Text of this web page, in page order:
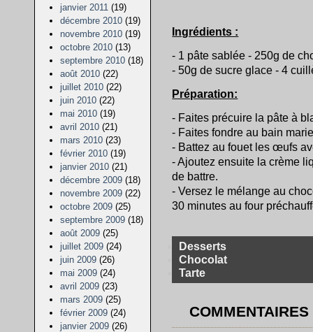
janvier 2011 (19)
décembre 2010 (19)
novembre 2010 (19)
octobre 2010 (13)
septembre 2010 (18)
août 2010 (22)
juillet 2010 (22)
juin 2010 (22)
mai 2010 (19)
avril 2010 (21)
mars 2010 (23)
février 2010 (19)
janvier 2010 (21)
décembre 2009 (18)
novembre 2009 (22)
octobre 2009 (25)
septembre 2009 (18)
août 2009 (25)
juillet 2009 (24)
juin 2009 (26)
mai 2009 (24)
avril 2009 (23)
mars 2009 (25)
février 2009 (24)
janvier 2009 (26)
Ingrédients :
- 1 pâte sablée - 250g de
- 50g de sucre glace - 4
Préparation:
- Faites précuire la pâte à
- Faites fondre au bain
- Battez au fouet les œufs
- Ajoutez ensuite la crème
de battre.
- Versez le mélange au
30 minutes au four
Desserts
Chocolat
Tarte
COMMENTAIRES